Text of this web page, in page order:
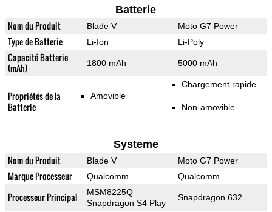
Batterie
Nom du Produit Blade V Moto G7 Power
Type de Batterie Li-Ion Li-Poly
Capacité Batterie
(mAh)
1800 mAh 5000 mAh
Propriétés de la
Batterie
Amovible
Chargement rapide
Non-amovible
Systeme
Nom du Produit Blade V Moto G7 Power
Marque Processeur Qualcomm Qualcomm
Processeur Principal
MSM8225Q
Snapdragon S4 Play
Snapdragon 632